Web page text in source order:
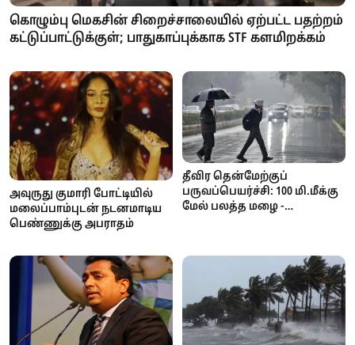
கொழும்பு மெகசின் சிறைச்சாலையில் ஏற்பட்ட பதற்றம்
கட்டுப்பாட்டுக்குள்; பாதுகாப்புக்காக STF களமிறக்கம்
அவுருது குமாரி போட்டியில்
மலைப்பாம்புடன் நடனமாடிய
பெண்ணுக்கு அபராதம்
தீவிர தென்மேற்குப்
பருவப்பெயர்ச்சி: 100 மி.மீக்கு
மேல் பலத்த மழை -